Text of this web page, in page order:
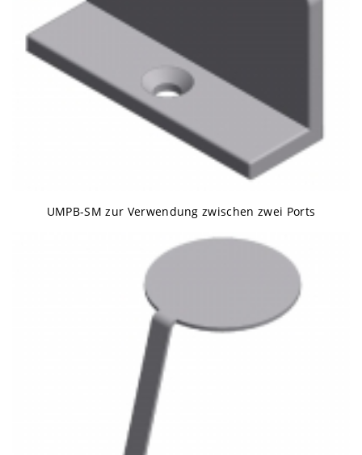
UMPB-SM zur Verwendung zwischen zwei Ports